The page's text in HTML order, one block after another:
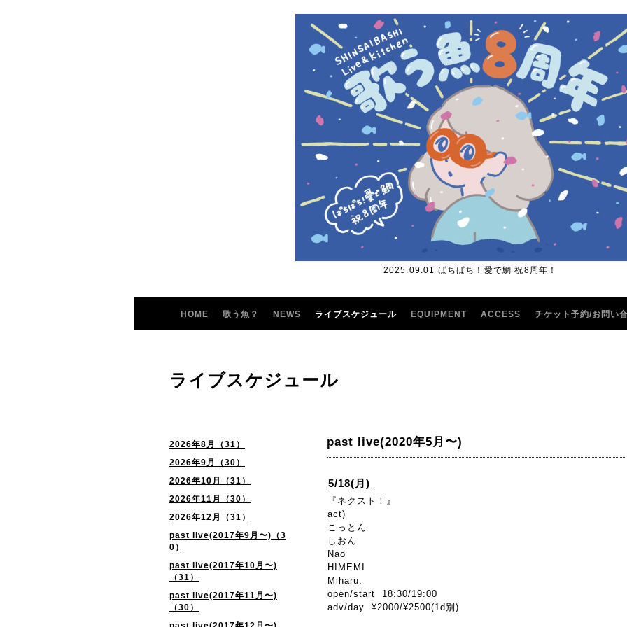
2025.09.01 ぱちぱち！愛で鯛 祝8周年！
HOME 歌う魚？ NEWS ライブスケジュール EQUIPMENT ACCESS チケット予約/お問い
2026年8月（31）
2026年9月（30）
2026年10月（31）
2026年11月（30）
2026年12月（31）
past live(2017年9月〜)（3
0）
past live(2017年10月〜)
（31）
past live(2017年11月〜)
（30）
ライブスケジュール
past live(2020年5月〜)
5/18(月)
『ネクスト！』
act)
こっとん
しおん
Nao
HIMEMI
Miharu.
open/start 18:30/19:00
adv/day ¥2000/¥2500(1d別)